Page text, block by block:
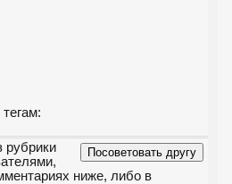
рубрики
ниже, либо в